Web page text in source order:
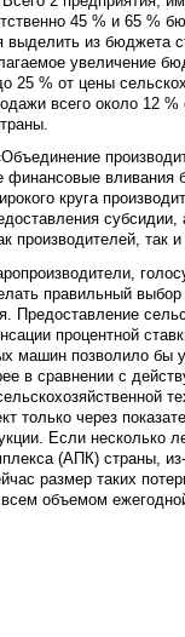
45 % и 65 %
из бюджета
увеличение
% от цены
всего около 12 %
финансовые
круга
производителей, так
правильный
Предоставление
процентной
машин позволило бы
в сравнении с
только через
Если несколько
(АПК) страны,
размер таких
объемом